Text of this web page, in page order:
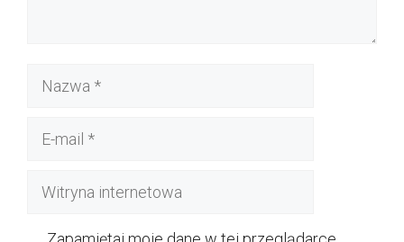
Nazwa
Witryna